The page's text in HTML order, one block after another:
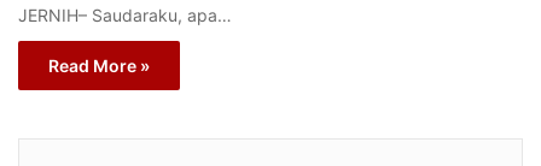
JERNIH– Saudaraku, apa…
Read More »